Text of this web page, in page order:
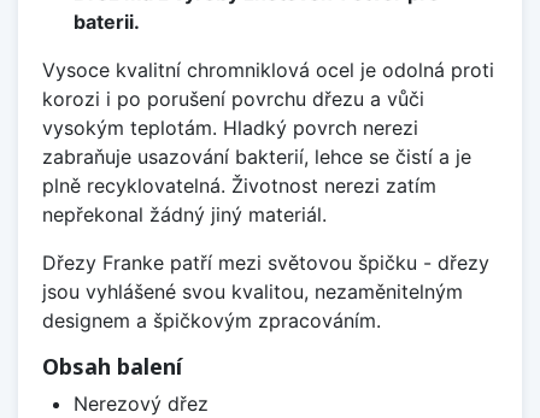
baterii.
Vysoce kvalitní chromniklová ocel je odolná proti
korozi i po porušení povrchu dřezu a vůči
vysokým teplotám. Hladký povrch nerezi
zabraňuje usazování bakterií, lehce se čistí a je
plně recyklovatelná. Životnost nerezi zatím
nepřekonal žádný jiný materiál.
Dřezy Franke patří mezi světovou špičku - dřezy
jsou vyhlášené svou kvalitou, nezaměnitelným
designem a špičkovým zpracováním.
Obsah balení
Nerezový dřez